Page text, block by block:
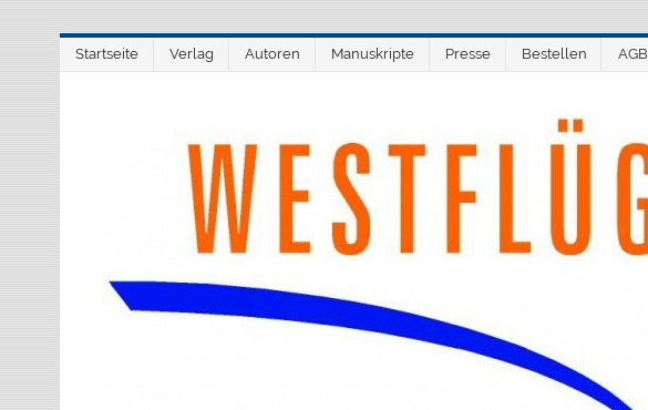
springen
Startseite Verlag Autoren Manuskripte Presse Bestellen AGB